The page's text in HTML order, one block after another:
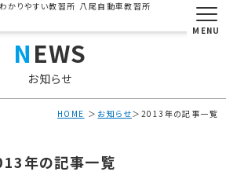
わかりやすい教習所 八尾自動車教習所
MENU
NEWS
お知らせ
HOME お知らせ 2013年の記事一覧
年の記事一覧